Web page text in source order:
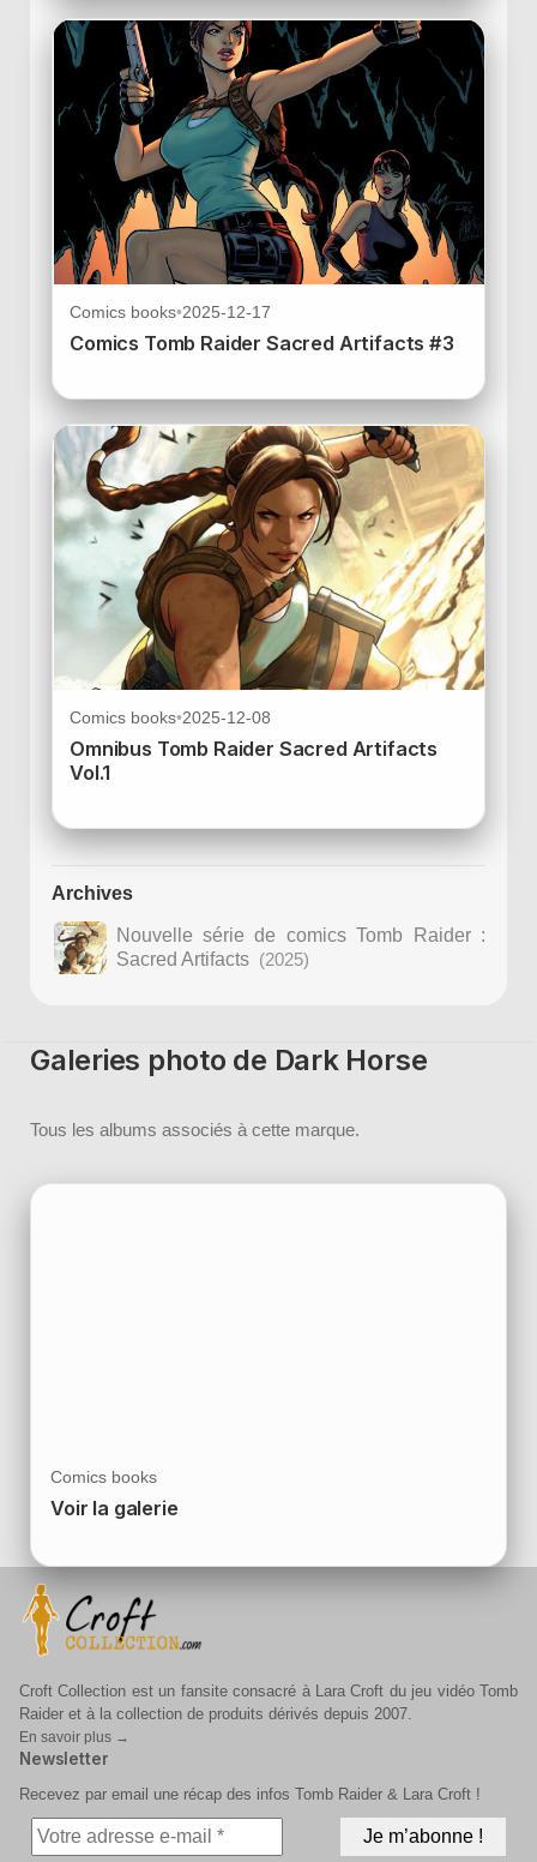
Comics books•2025-12-17
Comics Tomb Raider Sacred Artifacts #3
Comics books•2025-12-08
Omnibus Tomb Raider Sacred Artifacts
Vol.1
Archives
Nouvelle série de comics Tomb Raider :
Sacred Artifacts (2025)
Galeries photo de Dark Horse
Tous les albums associés à cette marque.
Comics books
Voir la galerie
Croft Collection est un fansite consacré à Lara Croft du jeu vidéo Tomb
Raider et à la collection de produits dérivés depuis 2007.
En savoir plus →
Newsletter
Recevez par email une récap des infos Tomb Raider & Lara Croft !